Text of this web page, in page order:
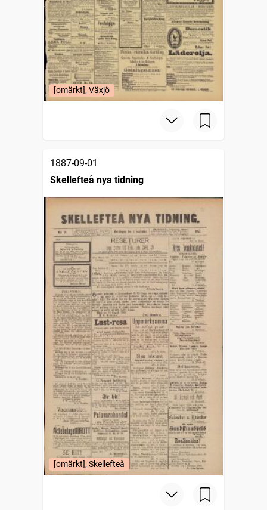
[omärkt], Växjö
1887-09-01
Skellefteå nya tidning
[omärkt], Skellefteå